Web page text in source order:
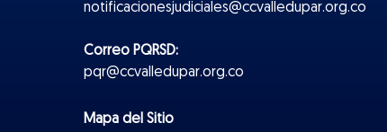
notificacionesjudiciales@ccvalledupar.org.co
Correo PQRSD:
pqr@ccvalledupar.org.co
Mapa del Sitio